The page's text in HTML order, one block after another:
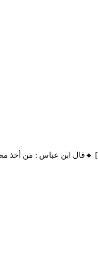
(فَلَمَّاۤ أَلۡقَوۡا۟ قَالَ مُوسَىٰ مَا جِئۡتُم بِهِ ٱلسِّحۡرُۖ إِنَّ ٱللَّهَ سَیُبۡطِلُهُۥۤ إِنَّ ٱللَّهَ لَا